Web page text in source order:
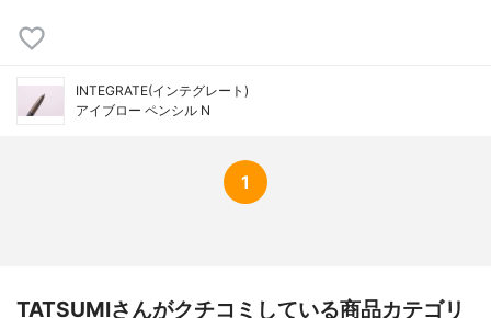
INTEGRATE(インテグレート)
アイブロー ペンシル N
1
TATSUMIさんがクチコミしている商品カテゴリ